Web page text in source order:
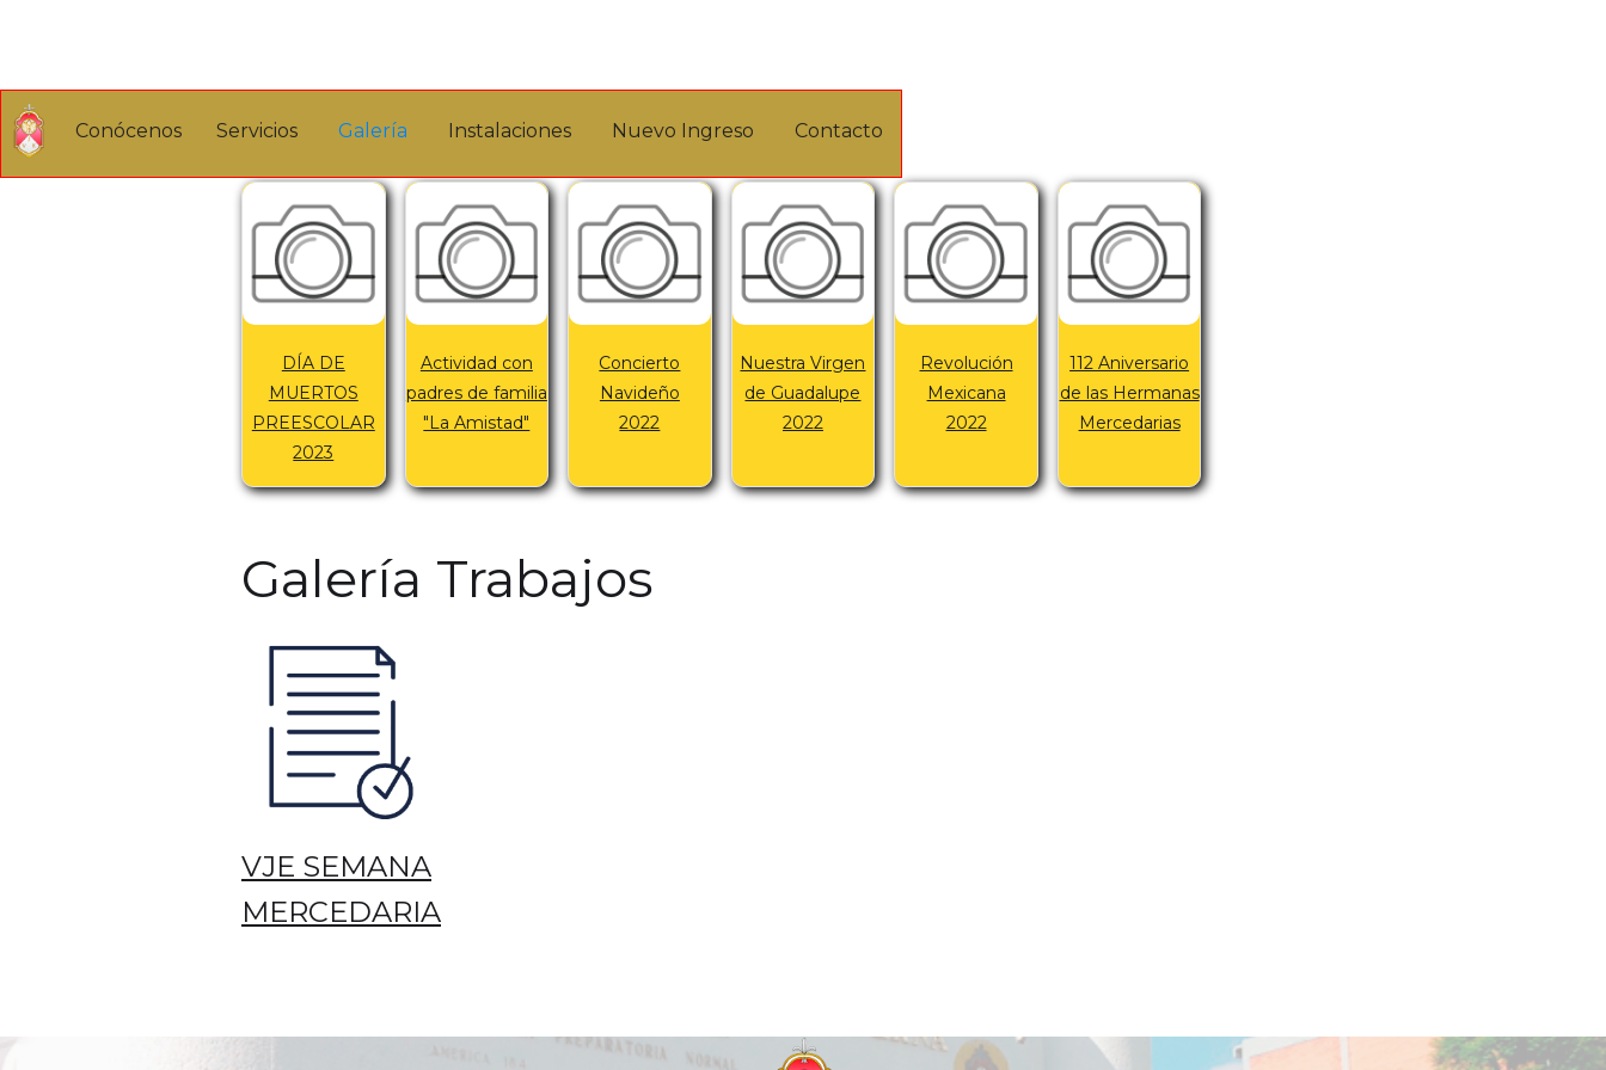
Conócenos Servicios Galería Instalaciones Nuevo Ingreso Contacto
Galería Fotos
DÍA DE
MUERTOS
PREESCOLAR
2023
Actividad con
padres de familia
"La Amistad"
Concierto
Navideño
2022
Nuestra Virgen
de Guadalupe
2022
Revolución
Mexicana
2022
112 Aniversario
de las Hermanas
Mercedarias
Galería Trabajos
VJE SEMANA
MERCEDARIA